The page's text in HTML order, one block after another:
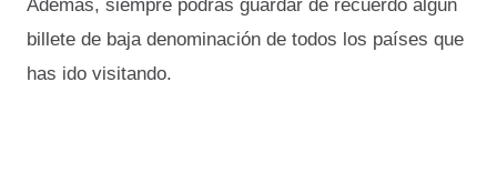
Además, siempre podrás guardar de recuerdo algún
billete de baja denominación de todos los países que
has ido visitando.